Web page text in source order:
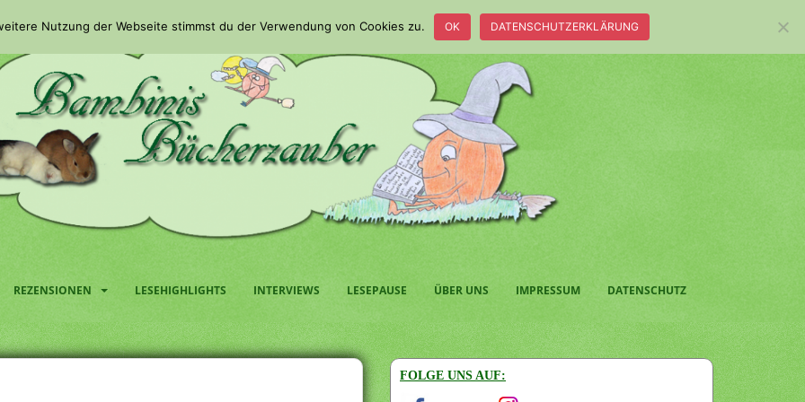
REZENSIONEN LESEHIGHLIGHTS INTERVIEWS LESEPAUSE ÜBER UNS IMPRESSUM DATENSCHUTZ
FOLGE UNS AUF:
Nutzung der Webseite stimmst du der Verwendung von Cookies zu. OK DATENSCHUTZERKLÄRUNG